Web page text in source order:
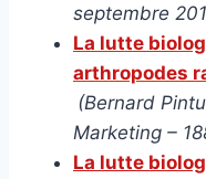
septembre
La lutte
arthropodes
(Bernard
Marketing –
La lutte